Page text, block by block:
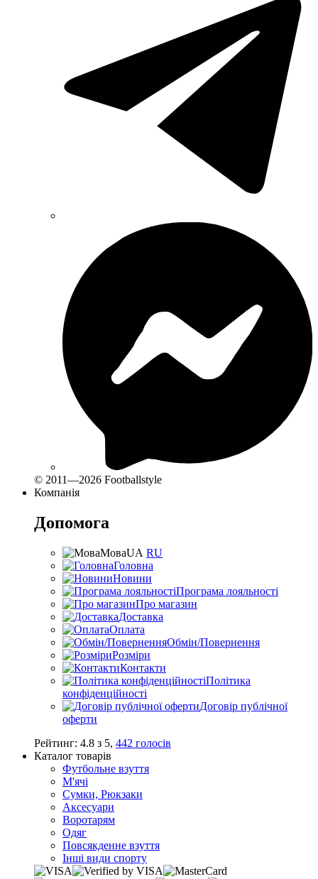
© 2011—2026 Footballstyle
Компанія
Допомога
МоваUA RU
Головна
Новини
Програма лояльності
Про магазин
Доставка
Оплата
Обмін/Повернення
Розміри
Контакти
Політика
конфіденційності
Договір публічної
оферти
Рейтинг: 4.8 з 5, 442 голосів
Каталог товарів
Футбольне взуття
М'ячі
Сумки, Рюкзаки
Аксесуари
Воротарям
Одяг
Повсякденне взуття
Інші види спорту